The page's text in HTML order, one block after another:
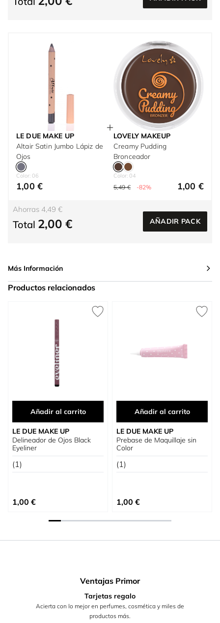
LE DUE MAKE UP
Altair Satin Jumbo Lápiz de
Ojos
Color: 06
1,00 €
LOVELY MAKEUP
Creamy Pudding
Bronceador
Color: 04
5,49 € -82% 1,00 €
Ahorras 4,49 €
Total 2,00 € AÑADIR PACK
Más Información
Productos relacionados
Añadir al carrito
LE DUE MAKE UP
Delineador de Ojos Black
Eyeliner
(1)
1,00 €
Añadir al carrito
LE DUE MAKE UP
Prebase de Maquillaje sin
Color
(1)
1,00 €
Ventajas Primor
Tarjetas regalo
Acierta con lo mejor en perfumes, cosmética y miles de
productos más.